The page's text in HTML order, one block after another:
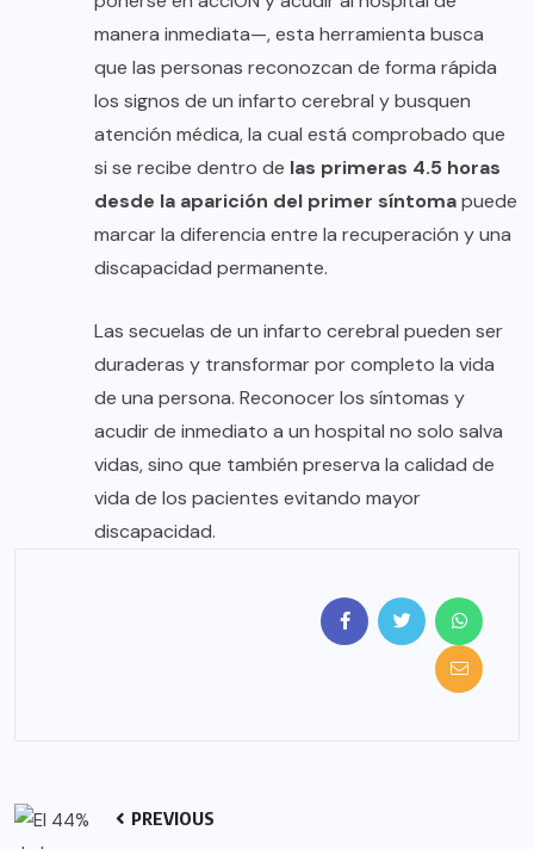
manera inmediata—, esta herramienta busca
que las personas reconozcan de forma rápida
los signos de un infarto cerebral y busquen
atención médica, la cual está comprobado que
si se recibe dentro de las primeras 4.5 horas
desde la aparición del primer síntomapuede
marcar la diferencia entre la recuperación y una
discapacidad permanente.
Las secuelas de un infarto cerebral pueden ser
duraderas y transformar por completo la vida
de una persona. Reconocer los síntomas y
acudir de inmediato a un hospital no solo salva
vidas, sino que también preserva la calidad de
vida de los pacientes evitando mayor
discapacidad.
PREVIOUS